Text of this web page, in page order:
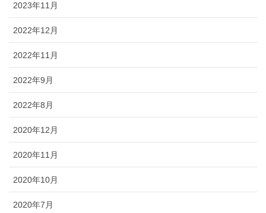
2023年11月
2022年12月
2022年11月
2022年9月
2022年8月
2020年12月
2020年11月
2020年10月
2020年7月